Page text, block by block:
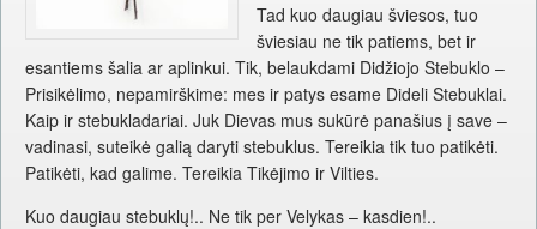
Tad kuo daugiau šviesos, tuo
šviesiau ne tik patiems, bet ir
esantiems šalia ar aplinkui. Tik, belaukdami Didžiojo Stebuklo –
Prisikėlimo, nepamirškime: mes ir patys esame Dideli Stebuklai.
Kaip ir stebukladariai. Juk Dievas mus sukūrė panašius į save –
vadinasi, suteikė galią daryti stebuklus. Tereikia tik tuo patikėti.
Patikėti, kad galime. Tereikia Tikėjimo ir Vilties.
Kuo daugiau stebuklų!.. Ne tik per Velykas – kasdien!..